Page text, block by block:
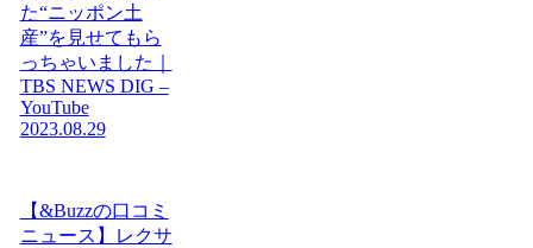
た“ニッポン土
産”を見せてもら
っちゃいました｜
TBS NEWS DIG –
YouTube
2023.08.29
【&Buzzの口コミ
ニュース】レクサ